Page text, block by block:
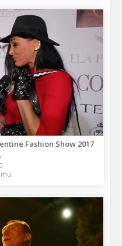
Fashion Show 2017